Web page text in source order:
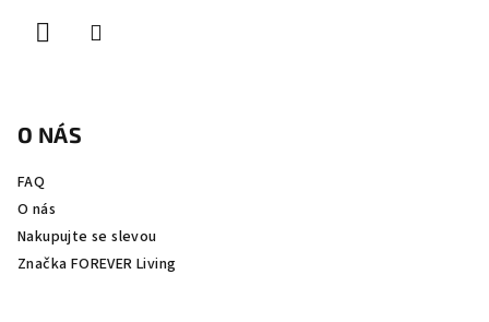
O NÁS
FAQ
O nás
Nakupujte se slevou
Značka FOREVER Living